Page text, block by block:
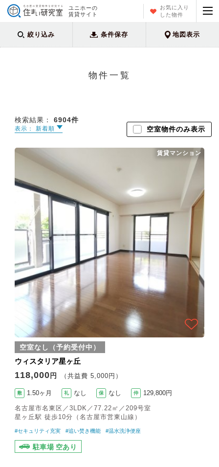
ユニホーの
賃貸サイト
お気に入り
した物件
物件一覧
絞り込み 条件保存 地図表示
検索結果： 6904件
表示： 新着順 空室物件のみ表示
空室なし（予約受付中）
ウィスタリア星ヶ丘
118,000 円 （共益費 5,000円）
敷 1.50ヶ月 礼 なし 保 なし 仲 129,800円
名古屋市名東区／3LDK／77.22㎡／209号室
星ヶ丘駅 徒歩10分（名古屋市営東山線）
賃貸マンション
#セキュリティ充実 #追い焚き機能 #温水洗浄便座
駐車場 空あり